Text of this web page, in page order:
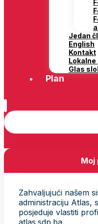
Jedan
English
Kontakt
Glas
Plan
Moj
Zahvaljujući našem
administraciju Atlas,
posjeduje vlastiti
atlas.sdp.ba.